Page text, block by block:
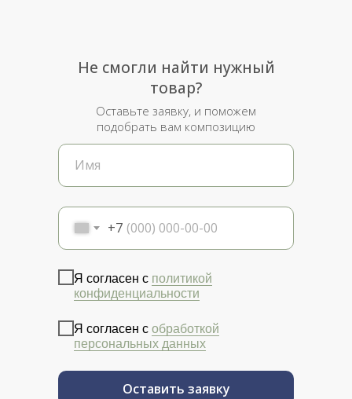
+7
Я согласен с политикой
конфиденциальности
Я согласен с обработкой
персональных данных
Оставить заявку
Не смогли найти нужный
товар?
Оставьте заявку, и поможем
подобрать вам композицию